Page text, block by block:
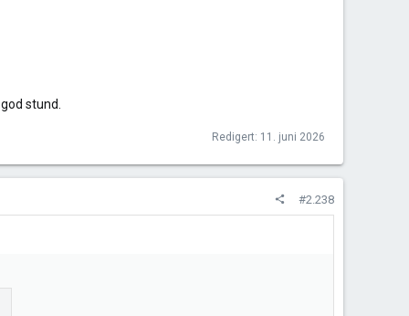
stund.
Redigert: 11. juni 2026
#2.238